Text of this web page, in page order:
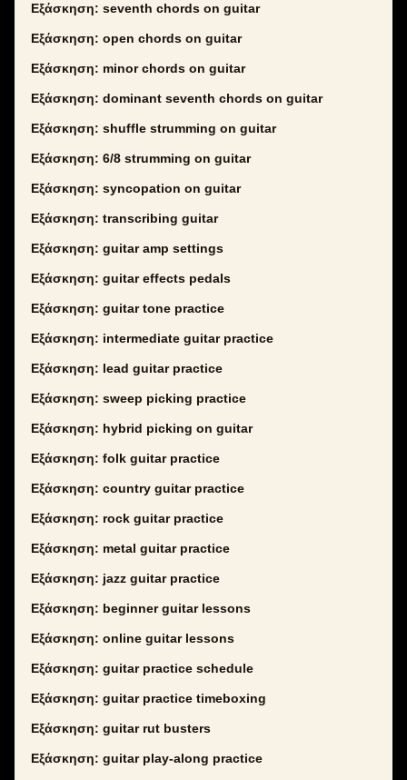
Εξάσκηση: seventh chords on guitar
Εξάσκηση: open chords on guitar
Εξάσκηση: minor chords on guitar
Εξάσκηση: dominant seventh chords on guitar
Εξάσκηση: shuffle strumming on guitar
Εξάσκηση: 6/8 strumming on guitar
Εξάσκηση: syncopation on guitar
Εξάσκηση: transcribing guitar
Εξάσκηση: guitar amp settings
Εξάσκηση: guitar effects pedals
Εξάσκηση: guitar tone practice
Εξάσκηση: intermediate guitar practice
Εξάσκηση: lead guitar practice
Εξάσκηση: sweep picking practice
Εξάσκηση: hybrid picking on guitar
Εξάσκηση: folk guitar practice
Εξάσκηση: country guitar practice
Εξάσκηση: rock guitar practice
Εξάσκηση: metal guitar practice
Εξάσκηση: jazz guitar practice
Εξάσκηση: beginner guitar lessons
Εξάσκηση: online guitar lessons
Εξάσκηση: guitar practice schedule
Εξάσκηση: guitar practice timeboxing
Εξάσκηση: guitar rut busters
Εξάσκηση: guitar play-along practice